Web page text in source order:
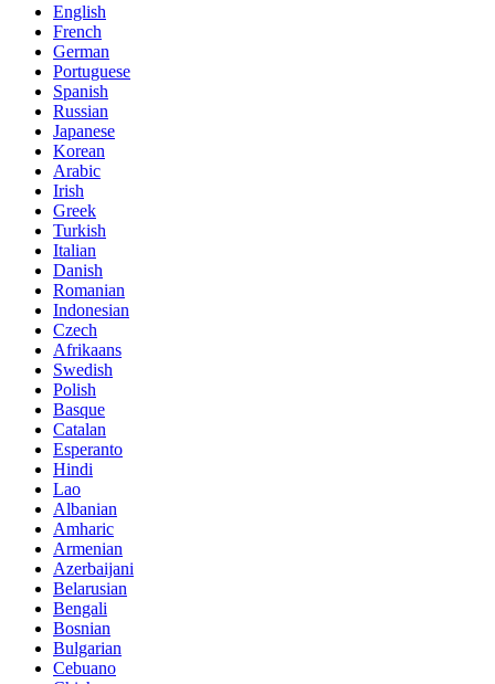
English
French
German
Portuguese
Spanish
Russian
Japanese
Korean
Arabic
Irish
Greek
Turkish
Italian
Danish
Romanian
Indonesian
Czech
Afrikaans
Swedish
Polish
Basque
Catalan
Esperanto
Hindi
Lao
Albanian
Amharic
Armenian
Azerbaijani
Belarusian
Bengali
Bosnian
Bulgarian
Cebuano